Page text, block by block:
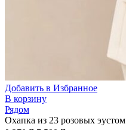
Добавить в Избранное
В корзину
Рядом
Охапка из 23 розовых эустом